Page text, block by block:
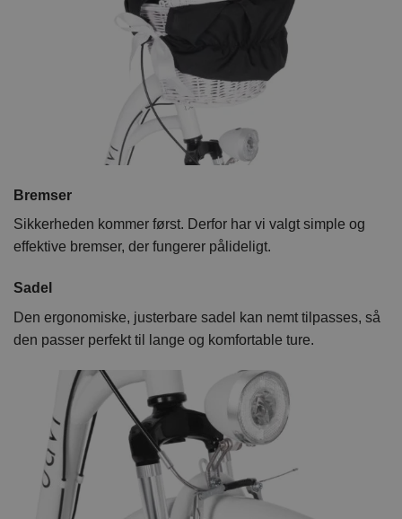
Bremser
Sikkerheden kommer først. Derfor har vi valgt simple og
effektive bremser, der fungerer pålideligt.
Sadel
Den ergonomiske, justerbare sadel kan nemt tilpasses, så
den passer perfekt til lange og komfortable ture.